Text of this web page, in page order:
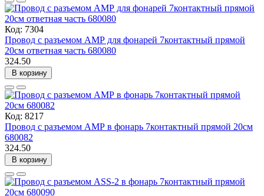
Код: 7304
Провод с разъемом АМР для фонарей 7контактный прямой
20см ответная часть 680080
324.50
В корзину
Код: 8217
Провод с разъемом АМР в фонарь 7контактный прямой 20см
680082
324.50
В корзину